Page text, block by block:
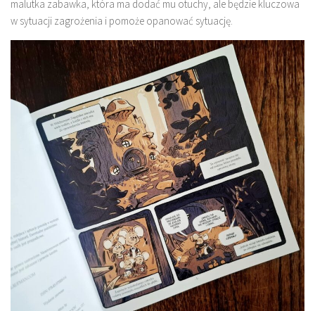
malutka zabawka, która ma dodać mu otuchy, ale będzie kluczowa
w sytuacji zagrożenia i pomoże opanować sytuację.